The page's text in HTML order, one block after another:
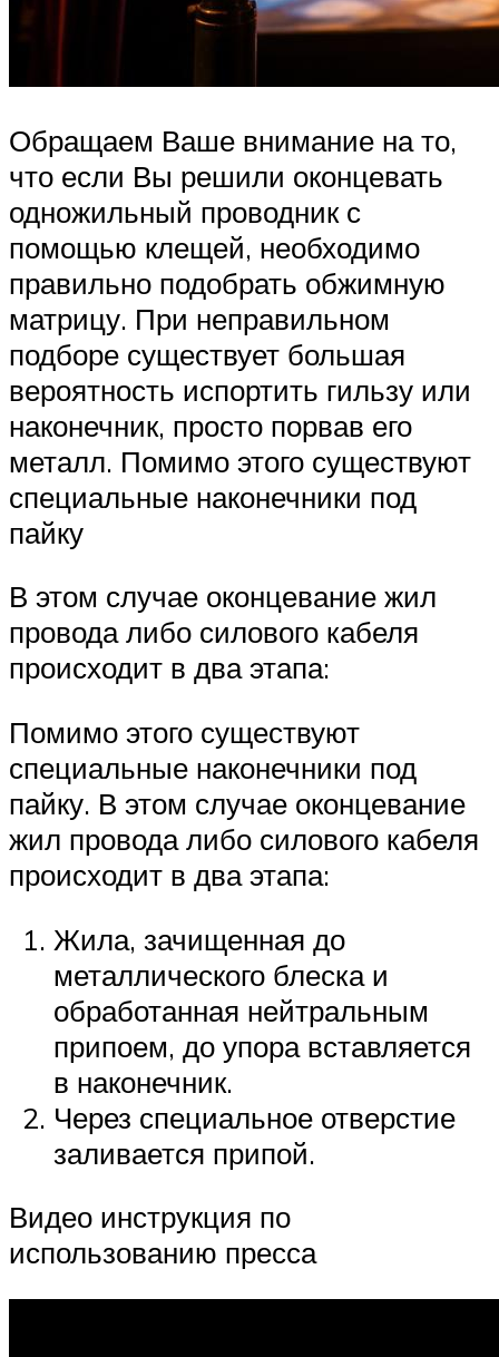
Обращаем Ваше внимание на то,
что если Вы решили оконцевать
одножильный проводник с
помощью клещей, необходимо
правильно подобрать обжимную
матрицу. При неправильном
подборе существует большая
вероятность испортить гильзу или
наконечник, просто порвав его
металл. Помимо этого существуют
специальные наконечники под
пайку
В этом случае оконцевание жил
провода либо силового кабеля
происходит в два этапа:
Помимо этого существуют
специальные наконечники под
пайку. В этом случае оконцевание
жил провода либо силового кабеля
происходит в два этапа:
Жила, зачищенная до
металлического блеска и
обработанная нейтральным
припоем, до упора вставляется
в наконечник.
Через специальное отверстие
заливается припой.
Видео инструкция по
использованию пресса